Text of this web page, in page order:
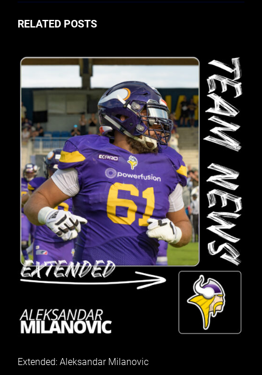
RELATED POSTS
Extended: Aleksandar Milanovic